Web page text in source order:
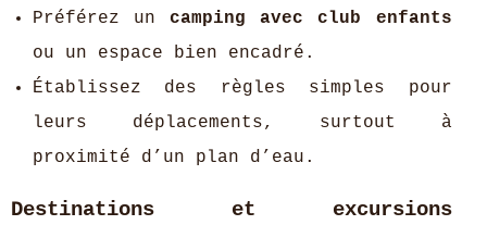
Préférez uncamping avec club enfants
ou un espace bien encadré.
Établissez des règles simples pour
leurs déplacements, surtout à
proximité d’un plan d’eau.
Destinations et excursions